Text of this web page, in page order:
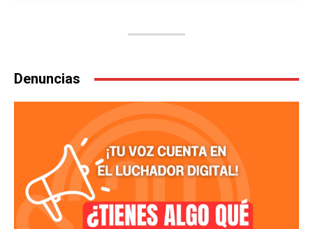
Denuncias